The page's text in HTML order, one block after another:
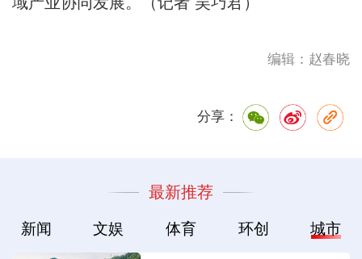
编辑：赵春晓
分享：
最新推荐
新闻 文娱 体育 环创 城市